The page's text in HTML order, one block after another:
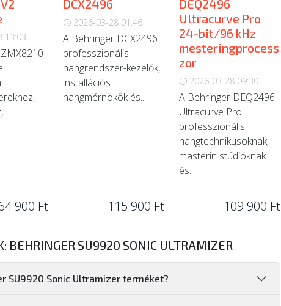
13:03
900 Ft
DCX2496
2026-03-28 01:46
A Behringer DCX2496
professzionális
hangrendszer-kezelők,
installációs
hangmérnökök és...
115 900 Ft
DEQ2496
Ultracurve Pro
24-bit/96 kHz
mesteringprocess
zor
2026-03-28 09:30
A Behringer DEQ2496
Ultracurve Pro
professzionális
hangtechnikusoknak,
masterin stúdióknak
és...
109 900 Ft
BEHRINGER SU9920 SONIC ULTRAMIZER
SU9920 Sonic Ultramizer terméket?